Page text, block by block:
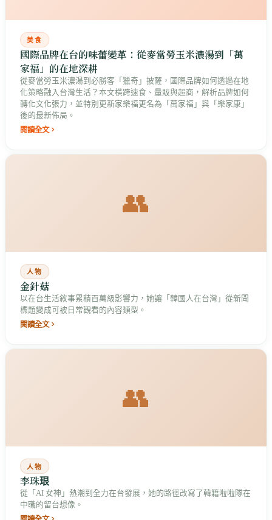
美食
國際品牌在台的味蕾變革：從麥當勞玉米濃湯到「萬
家福」的在地深耕
從麥當勞玉米濃湯到必勝客「獵奇」披薩，國際品牌如何透過在地
化策略融入台灣生活？本文橫跨速食、量販與超商，解析品牌如何
轉化文化張力，並特別更新家樂福更名為「萬家福」與「樂家康」
後的最新佈局。
閱讀全文
👥
人物
金針菇
以在台生活敘事累積百萬級影響力，她讓「韓國人在台灣」從新聞
標題變成可被日常觀看的內容類型。
閱讀全文
👥
人物
李珠珢
從「AI 女神」熱潮到全力在台發展，她的路徑改寫了韓籍啦啦隊在
中職的留台想像。